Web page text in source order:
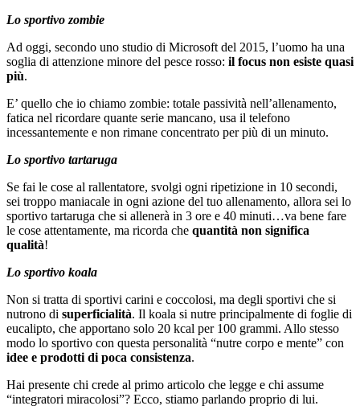
Lo sportivo zombie
Ad oggi, secondo uno studio di Microsoft del 2015, l’uomo ha una
soglia di attenzione minore del pesce rosso: il focus non esiste quasi
più.
E’ quello che io chiamo zombie: totale passività nell’allenamento,
fatica nel ricordare quante serie mancano, usa il telefono
incessantemente e non rimane concentrato per più di un minuto.
Lo sportivo tartaruga
Se fai le cose al rallentatore, svolgi ogni ripetizione in 10 secondi,
sei troppo maniacale in ogni azione del tuo allenamento, allora sei lo
sportivo tartaruga che si allenerà in 3 ore e 40 minuti…va bene fare
le cose attentamente, ma ricorda che quantità non significa
qualità!
Lo sportivo koala
Non si tratta di sportivi carini e coccolosi, ma degli sportivi che si
nutrono di superficialità. Il koala si nutre principalmente di foglie di
eucalipto, che apportano solo 20 kcal per 100 grammi. Allo stesso
modo lo sportivo con questa personalità “nutre corpo e mente” con
idee e prodotti di poca consistenza.
Hai presente chi crede al primo articolo che legge e chi assume
“integratori miracolosi”? Ecco, stiamo parlando proprio di lui.